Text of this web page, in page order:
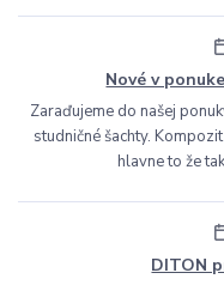
Nové v
Zaraďujeme do našej
studničné šachty.
hlavne to že
DITON